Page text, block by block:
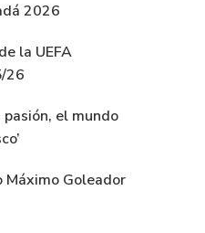
2026
la UEFA
26
pasión, el mundo
Máximo Goleador